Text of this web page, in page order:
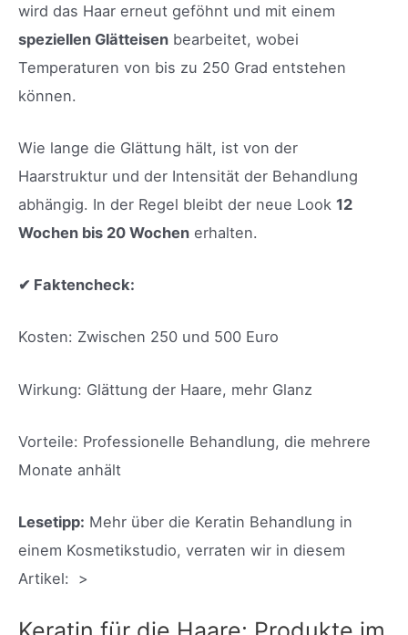
wird das Haar erneut geföhnt und mit einem
speziellen Glätteisen bearbeitet, wobei
Temperaturen von bis zu 250 Grad entstehen
können.
Wie lange die Glättung hält, ist von der
Haarstruktur und der Intensität der Behandlung
abhängig. In der Regel bleibt der neue Look 12
Wochen bis 20 Wochen erhalten.
✔ Faktencheck:
Kosten: Zwischen 250 und 500 Euro
Wirkung: Glättung der Haare, mehr Glanz
Vorteile: Professionelle Behandlung, die mehrere
Monate anhält
Lesetipp: Mehr über die Keratin Behandlung in
einem Kosmetikstudio, verraten wir in diesem
Artikel: >